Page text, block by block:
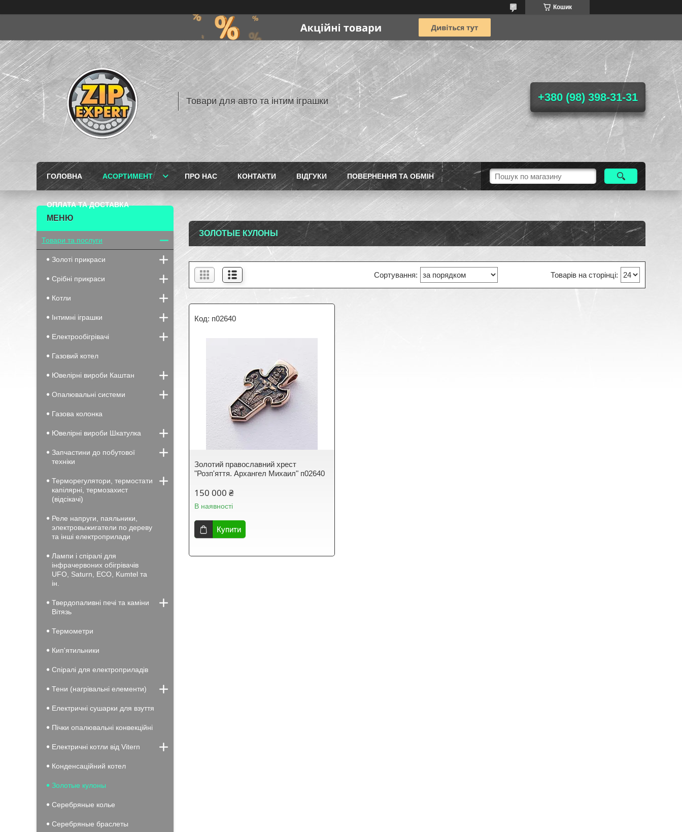
Кошик
Товари для авто та інтим іграшки +380 (98) 398-31-31
ГОЛОВНА АСОРТИМЕНТ ПРО НАС КОНТАКТИ ВIДГУКИ ПОВЕРНЕННЯ ТА ОБМIН
ОПЛАТА ТА ДОСТАВКА
ЗОЛОТЫЕ КУЛОНЫ
п02640
Золотий православний хрест
"Розп'яття. Архангел Михаил" п02640
150 000 ₴
В наявності
Купити
Товари та послуги
Золоті прикраси
Срібні прикраси
Котли
Інтимні іграшки
Електрообігрівачі
Газовий котел
Ювелірні вироби Каштан
Опалювальні системи
Газова колонка
Ювелірні вироби Шкатулка
Запчастини до побутової
техніки
Терморегулятори, термостати
капілярні, термозахист
(відсікачі)
Реле напруги, паяльники,
электровыжигатели по дереву
та інші електроприлади
Лампи і спіралі для
інфрачервоних обігрівачів
UFO, Saturn, ECO, Kumtel та
ін.
Твердопаливні печі та каміни
Вiтязь
Термометри
Кип'ятильники
Спіралі для електроприладів
Тени (нагрівальні елементи)
Електричні сушарки для взуття
Пічки опалювальні конвекційні
Електричні котли від Vitern
Конденсацiйний котел
Золотые кулоны
Серебряные колье
Серебряные браслеты